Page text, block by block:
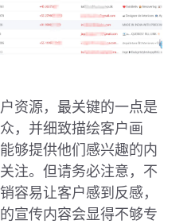
资源，最关键的一点是
，并细致描绘客户画
够提供他们感兴趣的内
注。但请务必注意，不
容易让客户感到反感，
宣传内容会显得不够专